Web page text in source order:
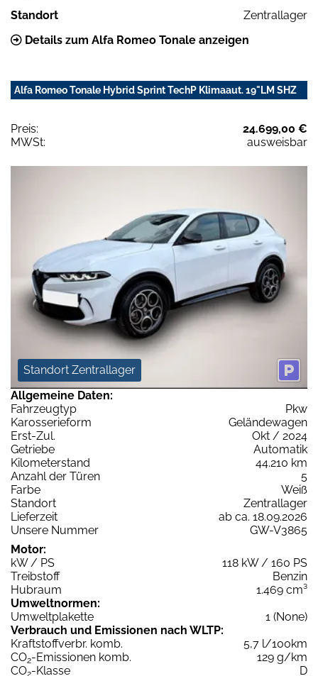
Standort
Zentrallager
Details zum Alfa Romeo Tonale anzeigen
Alfa Romeo Tonale Hybrid Sprint TechP Klimaaut. 19"LM SHZ
Preis:
24.699,00 €
MWSt:
ausweisbar
Standort Zentrallager
Allgemeine Daten:
Fahrzeugtyp
Pkw
Karosserieform
Geländewagen
Erst-Zul.
Okt / 2024
Getriebe
Automatik
Kilometerstand
44.210 km
Anzahl der Türen
5
Farbe
Weiß
Standort
Zentrallager
Lieferzeit
ab ca. 18.09.2026
Unsere Nummer
GW-V3865
Motor:
kW / PS
118 kW / 160 PS
Treibstoff
Benzin
Hubraum
1.469 cm³
Umweltnormen:
Umweltplakette
1 (None)
Verbrauch und Emissionen nach WLTP:
Kraftstoffverbr. komb.
5,7 l/100km
CO2-Emissionen komb.
129 g/km
CO2-Klasse D